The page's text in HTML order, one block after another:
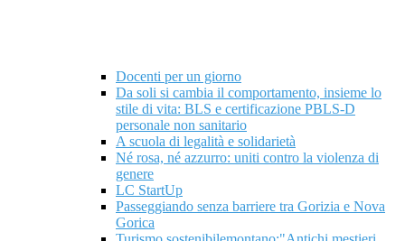
Docenti per un giorno
Da soli si cambia il comportamento, insieme lo
stile di vita: BLS e certificazione PBLS-D
personale non sanitario
A scuola di legalità e solidarietà
Né rosa, né azzurro: uniti contro la violenza di
genere
LC StartUp
Passeggiando senza barriere tra Gorizia e Nova
Gorica